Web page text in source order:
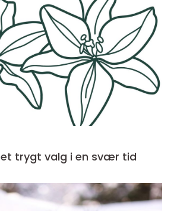
Bedemand fyn et trygt valg i en svær tid